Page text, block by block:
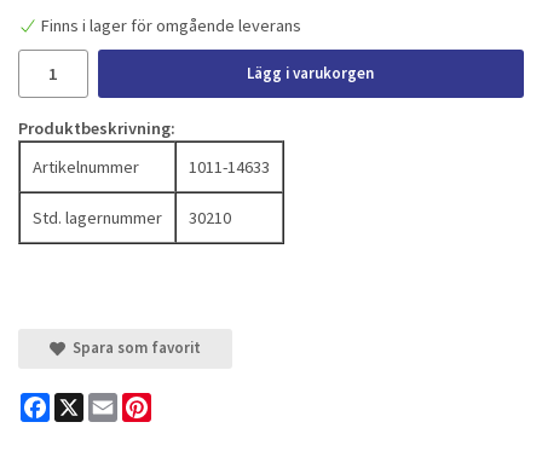
Finns i lager för omgående leverans
Lägg i varukorgen
Produktbeskrivning:
Artikelnummer
1011-14633
Std. lagernummer 30210
Spara som favorit
Facebook
X Email